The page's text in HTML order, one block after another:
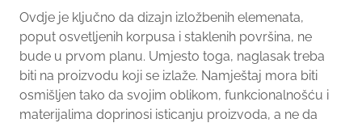
Ovdje je ključno da dizajn izložbenih elemenata,
poput osvetljenih korpusa i staklenih površina, ne
bude u prvom planu. Umjesto toga, naglasak treba
biti na proizvodu koji se izlaže. Namještaj mora biti
osmišljen tako da svojim oblikom, funkcionalnošću i
materijalima doprinosi isticanju proizvoda, a ne da